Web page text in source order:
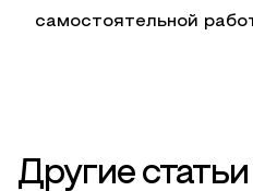
самостоятельной
Другие